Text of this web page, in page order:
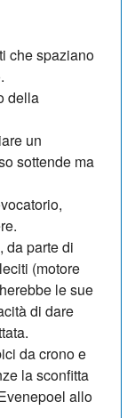
che spaziano
della
un
sottende ma
da parte di
(motore
le sue
di dare
da crono e
la sconfitta
allo